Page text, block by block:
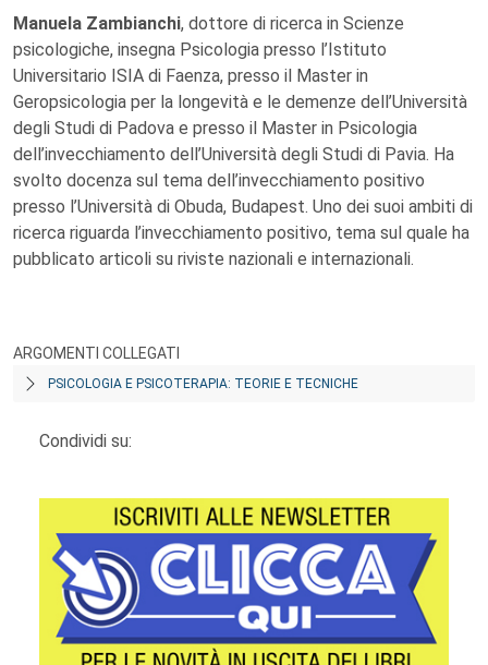
Manuela Zambianchi, dottore di ricerca in Scienze
psicologiche, insegna Psicologia presso l’Istituto
Universitario ISIA di Faenza, presso il Master in
Geropsicologia per la longevità e le demenze dell’Università
degli Studi di Padova e presso il Master in Psicologia
dell’invecchiamento dell’Università degli Studi di Pavia. Ha
svolto docenza sul tema dell’invecchiamento positivo
presso l’Università di Obuda, Budapest. Uno dei suoi ambiti di
ricerca riguarda l’invecchiamento positivo, tema sul quale ha
pubblicato articoli su riviste nazionali e internazionali.
ARGOMENTI COLLEGATI
PSICOLOGIA E PSICOTERAPIA: TEORIE E TECNICHE
Condividi su: